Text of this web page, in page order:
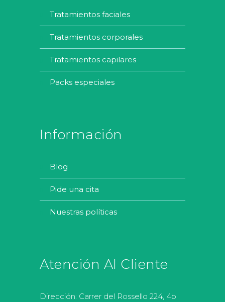
tratamientos faciales
tratamientos corporales
tratamientos capilares
packs especiales
Información
blog
pide una cita
nuestras políticas
Atención Al Cliente
Dirección: Carrer del Rossello 224, 4b